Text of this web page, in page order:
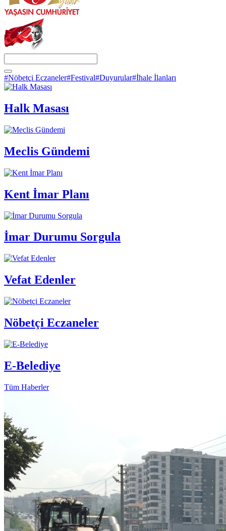
#Nöbetçi Eczaneler#Festival#Duyurular#İhale İlanları
Halk Masası
Meclis Gündemi
Kent İmar Planı
İmar Durumu Sorgula
Vefat Edenler
Nöbetçi Eczaneler
E-Belediye
Tüm Haberler